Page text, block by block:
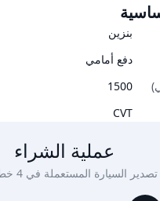
بنزين
دفع أمامي
1500
CVT
عملية الشراء
السيارة المستعملة في 4 خطوات بسيطة